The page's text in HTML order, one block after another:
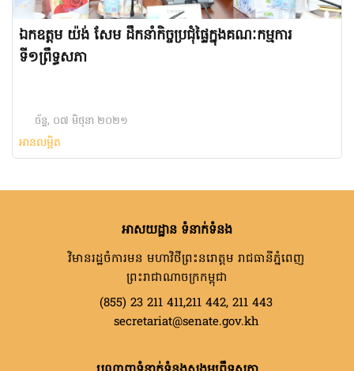
ឯកឧត្តម យ៉ង់ សែម ដឹកនាំកិច្ចប្រជុំផ្ទៃក្នុងគណៈកម្មការ
ទី១ព្រឹទ្ធសភា
ច័ន្ទ, ០៧ មិថុនា ២០២១
អានលម្អិត
អាសយដ្ឋាន ទំនាក់ទំនង
វិមានរដ្ឋចំការមន មហាវិថីព្រះនរោត្តម រាជធានីភ្នំពេញ
ព្រះរាជាណាចក្រកម្ពុជា
(855) 23 211 411,211 442, 211 443
secretariat@senate.gov.kh